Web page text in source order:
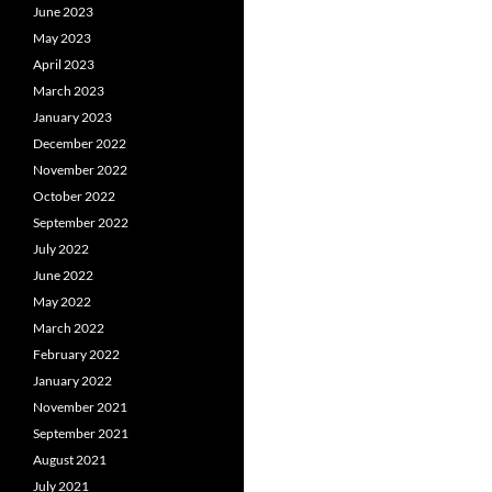
June 2023
May 2023
April 2023
March 2023
January 2023
December 2022
November 2022
October 2022
September 2022
July 2022
June 2022
May 2022
March 2022
February 2022
January 2022
November 2021
September 2021
August 2021
July 2021